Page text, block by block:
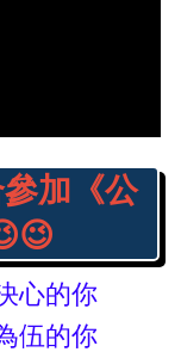
加《公
心的你
伍的你